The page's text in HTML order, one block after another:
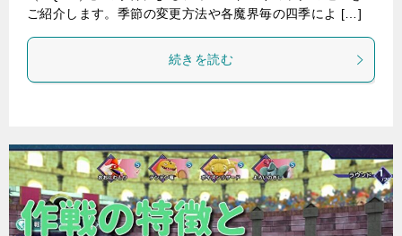
ご紹介します。季節の変更方法や各魔界毎の四季によ […]
続きを読む